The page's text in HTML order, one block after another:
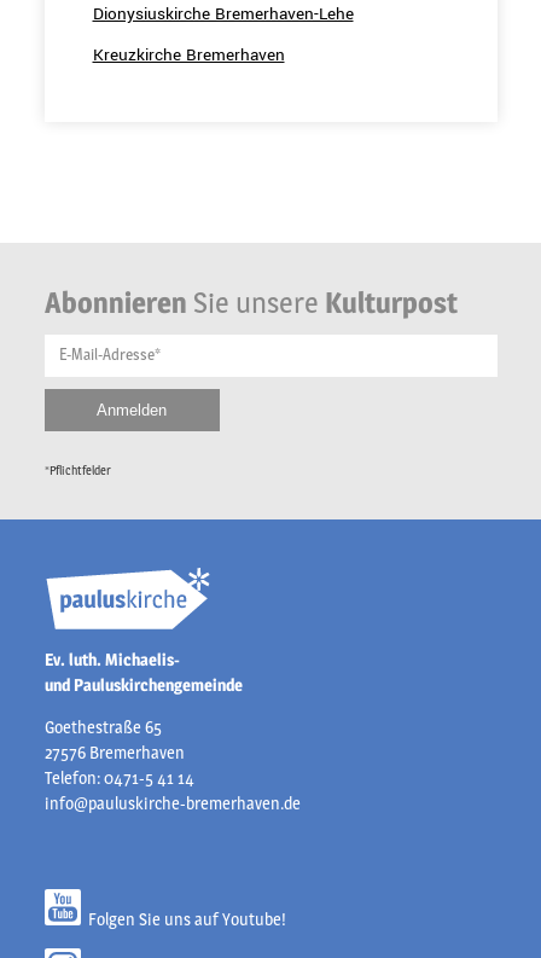
Dionysiuskirche Bremerhaven-Lehe
Kreuzkirche Bremerhaven
Abonnieren Sie unsere Kulturpost
E-Mail-Adresse*
*Pflichtfelder
Ev. luth. Michaelis-
und Pauluskirchengemeinde
Goethestraße 65
27576 Bremerhaven
Telefon: 0471-5 41 14
info@pauluskirche-bremerhaven.de
Folgen Sie uns auf Youtube!